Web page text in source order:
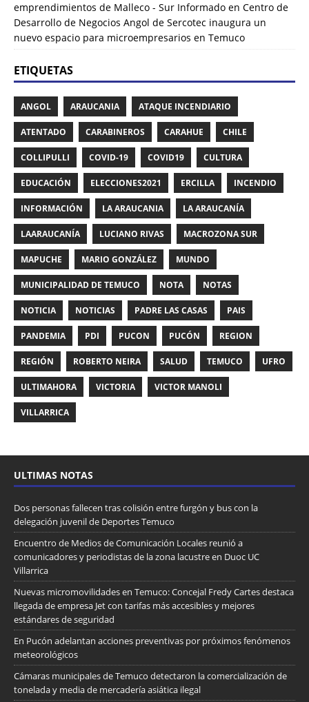
emprendimientos de Malleco - Sur Informado en Centro de
Desarrollo de Negocios Angol de Sercotec inaugura un
nuevo espacio para microempresarios en Temuco
ETIQUETAS
ANGOL ARAUCANIA ATAQUE INCENDIARIO
ATENTADO CARABINEROS CARAHUE CHILE
COLLIPULLI COVID-19 COVID19 CULTURA
EDUCACIÓN ELECCIONES2021 ERCILLA INCENDIO
INFORMACIÓN LA ARAUCANIA LA ARAUCANÍA
LAARAUCANÍA LUCIANO RIVAS MACROZONA SUR
MAPUCHE MARIO GONZÁLEZ MUNDO
MUNICIPALIDAD DE TEMUCO NOTA NOTAS
NOTICIA NOTICIAS PADRE LAS CASAS PAIS
PANDEMIA PDI PUCON PUCÓN REGION
REGIÓN ROBERTO NEIRA SALUD TEMUCO UFRO
ULTIMAHORA VICTORIA VICTOR MANOLI
VILLARRICA
ULTIMAS NOTAS
Dos personas fallecen tras colisión entre furgón y bus con la
delegación juvenil de Deportes Temuco
Encuentro de Medios de Comunicación Locales reunió a
comunicadores y periodistas de la zona lacustre en Duoc UC
Villarrica
Nuevas micromovilidades en Temuco: Concejal Fredy Cartes destaca
llegada de empresa Jet con tarifas más accesibles y mejores
estándares de seguridad
En Pucón adelantan acciones preventivas por próximos fenómenos
meteorológicos
Cámaras municipales de Temuco detectaron la comercialización de
tonelada y media de mercadería asiática ilegal